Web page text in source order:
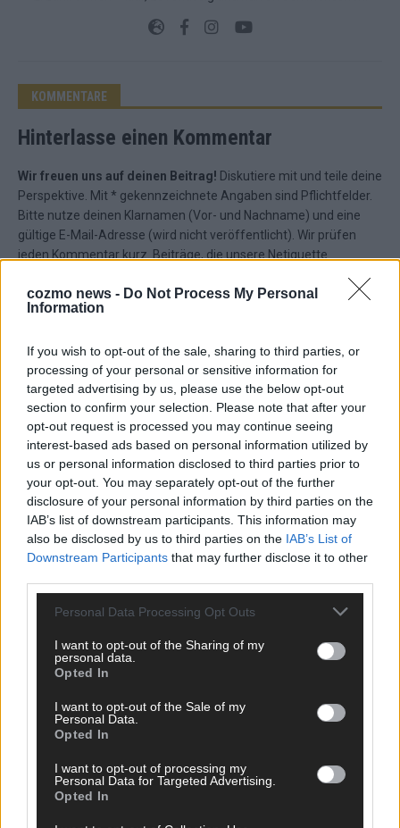
cozmo news - Do Not Process My Personal
Information
If you wish to opt-out of the sale, sharing to third parties, or
processing of your personal or sensitive information for
targeted advertising by us, please use the below opt-out
section to confirm your selection. Please note that after your
opt-out request is processed you may continue seeing
interest-based ads based on personal information utilized by
us or personal information disclosed to third parties prior to
your opt-out. You may separately opt-out of the further
disclosure of your personal information by third parties on the
IAB’s list of downstream participants. This information may
also be disclosed by us to third parties on the IAB’s List of
Downstream Participants that may further disclose it to other
Personal Data Processing Opt Outs
I want to opt-out of the Sharing of my
personal data.
Opted In
I want to opt-out of the Sale of my
Personal Data.
Opted In
I want to opt-out of processing my
Personal Data for Targeted Advertising.
Opted In
KOMMENTARE
Hinterlasse einen Kommentar
Wir freuen uns auf deinen Beitrag! Diskutiere mit und teile deine
Perspektive. Mit * gekennzeichnete Angaben sind Pflichtfelder.
Bitte nutze deinen Klarnamen (Vor- und Nachname) und eine
gültige E-Mail-Adresse (wird nicht veröffentlicht). Wir prüfen
jeden Kommentar kurz. Beiträge, die unsere Netiquette
Hetze, Spam oder Werbung werden nicht veröffentlicht. Es
gelten unsereDatenschutzvereinbarungen
Vor- und Nachname
E-Mail
Mail.
Benachrichtige mich über neue Beiträge via E-Mail.
JETZT ANGESAGT